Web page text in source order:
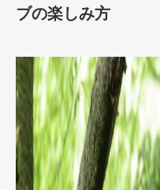
ブの楽しみ方